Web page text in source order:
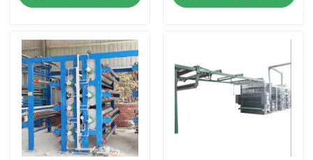
Ongeveer ons
Fabrieksreis
Kwaliteitscontrole